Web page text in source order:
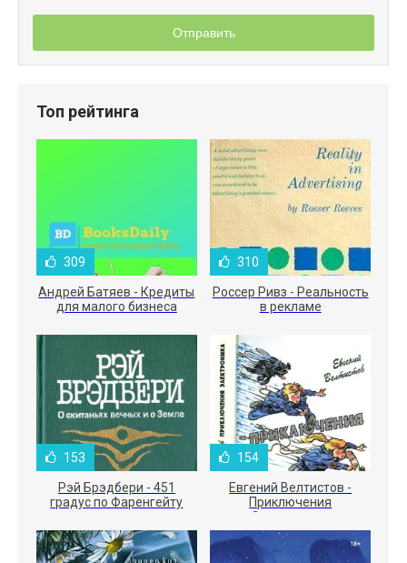
Отправить
Топ рейтинга
309
Андрей Батяев - Кредиты
для малого бизнеса
310
Россер Ривз - Реальность
в рекламе
153
Рэй Брэдбери - 451
градус по Фаренгейту
154
Евгений Велтистов -
Приключения
Электроника